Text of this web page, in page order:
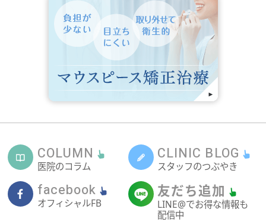
COLUMN
医院のコラム
CLINIC BLOG
スタッフのつぶやき
facebook
オフィシャルFB
友だち追加
LINE@でお得な情報も
配信中